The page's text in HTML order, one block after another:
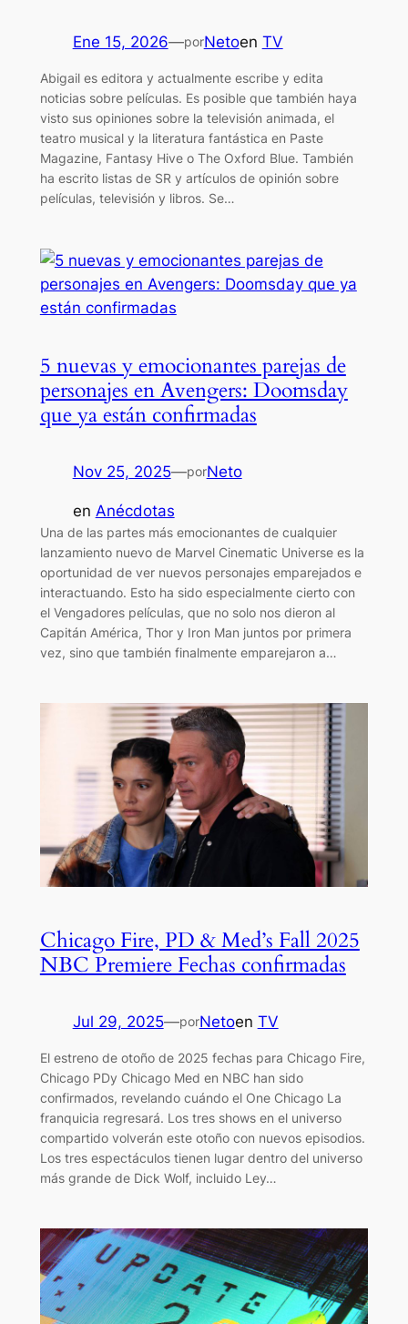
Ene 15, 2026—porNetoen TV
Abigail es editora y actualmente escribe y edita
noticias sobre películas. Es posible que también haya
visto sus opiniones sobre la televisión animada, el
teatro musical y la literatura fantástica en Paste
Magazine, Fantasy Hive o The Oxford Blue. También
ha escrito listas de SR y artículos de opinión sobre
películas, televisión y libros. Se…
5 nuevas y emocionantes parejas de
personajes en Avengers: Doomsday
que ya están confirmadas
Nov 25, 2025—porNeto
en Anécdotas
Una de las partes más emocionantes de cualquier
lanzamiento nuevo de Marvel Cinematic Universe es la
oportunidad de ver nuevos personajes emparejados e
interactuando. Esto ha sido especialmente cierto con
el Vengadores películas, que no solo nos dieron al
Capitán América, Thor y Iron Man juntos por primera
vez, sino que también finalmente emparejaron a…
Chicago Fire, PD & Med’s Fall 2025
NBC Premiere Fechas confirmadas
Jul 29, 2025—porNetoen TV
El estreno de otoño de 2025 fechas para Chicago Fire,
Chicago PDy Chicago Med en NBC han sido
confirmados, revelando cuándo el One Chicago La
franquicia regresará. Los tres shows en el universo
compartido volverán este otoño con nuevos episodios.
Los tres espectáculos tienen lugar dentro del universo
más grande de Dick Wolf, incluido Ley…